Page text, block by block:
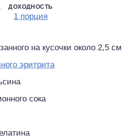
ДОХОДНОСТЬ
1 порция
на кусочки около 2,5 см
эритрита
сока